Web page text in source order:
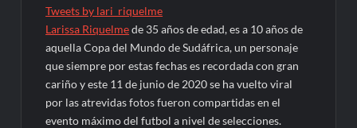
Tweets by lari_riquelme
Larissa Riquelmede 35 años de edad, es a 10 años de
aquella Copa del Mundo de Sudáfrica, un personaje
que siempre por estas fechas es recordada con gran
cariño y este 11 de junio de 2020 se ha vuelto viral
por las atrevidas fotos fueron compartidas en el
evento máximo del futbol a nivel de selecciones.